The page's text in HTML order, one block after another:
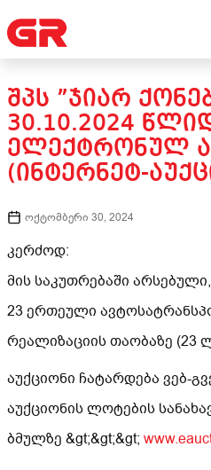
ᲨᲞᲡ ”ᲯᲘᲐᲠ
30.10.2024
ᲔᲚᲔᲥᲢᲠᲝᲜᲣᲚ
(ᲘᲜᲢᲔᲠᲜᲔᲢ-
ოქტომბერი 30, 2024
კერძოდ:
მის საკუთრებაში არსებული,
23 ერთეული
რეალიზაციის თაობაზე (23
აუქციონი ჩატარდება ვებ-
აუქციონის ლოტების
ბმულზე &gt;&gt;&gt;